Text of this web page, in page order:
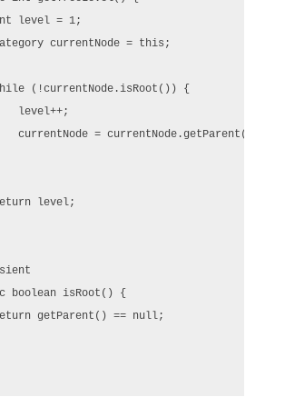
level = 1;
currentNode = this;
(!currentNode.isRoot()) {
level++;
currentNode = currentNode.getParent();
level;
boolean isRoot() {
getParent() == null;